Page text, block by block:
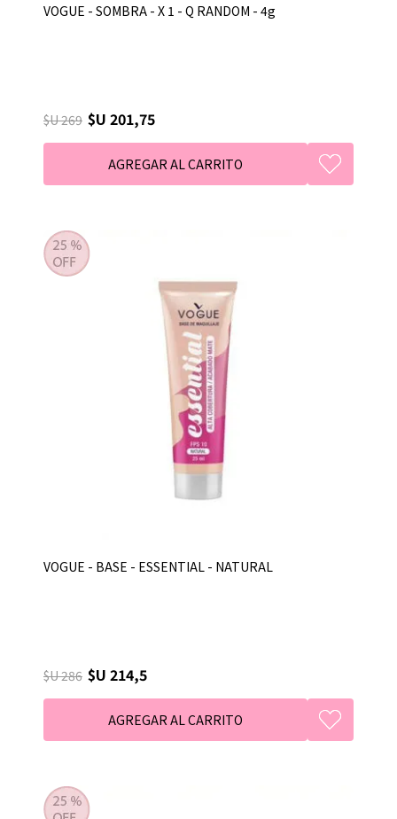
VOGUE - SOMBRA - X 1 - Q RANDOM - 4g
$U 269 $U 201,75
VOGUE - BASE - ESSENTIAL - NATURAL
$U 286 $U 214,5